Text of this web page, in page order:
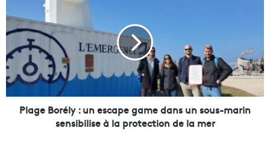
o
l
N
e
w
c
a
g
B
o
r
é
Plage Borély : un escape game dans un sous-marin
sensibilise à la protection de la mer